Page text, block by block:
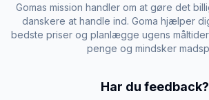
Gomas mission handler om at gøre det
danskere at handle ind. Goma hjælper
bedste priser og planlægge ugens
penge og mindsker
Har du feedback?